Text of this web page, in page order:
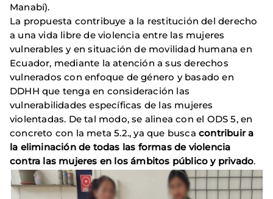
Manabí).
La propuesta contribuye a la restitución del derecho
a una vida libre de violencia entre las mujeres
vulnerables y en situación de movilidad humana en
Ecuador, mediante la atención a sus derechos
vulnerados con enfoque de género y basado en
DDHH que tenga en consideración las
vulnerabilidades específicas de las mujeres
violentadas. De tal modo, se alinea con el ODS 5, en
concreto con la meta 5.2., ya que busca contribuir a
la eliminación de todas las formas de violencia
contra las mujeres en los ámbitos público y privado.